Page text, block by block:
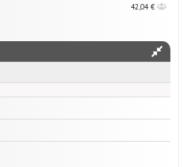
42,04 €